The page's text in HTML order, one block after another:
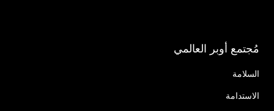
مُجتمع أوبر العالمي
السلامة
الاستدامة